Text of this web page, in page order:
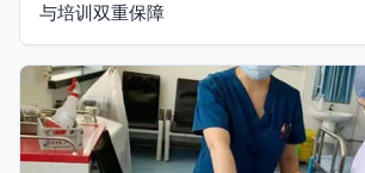
与培训双重保障